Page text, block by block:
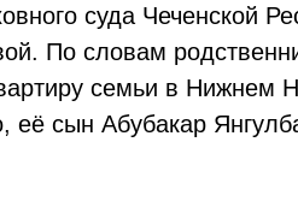
суда Чеченской
По словам
семьи в Нижнем
её сын Абубакар